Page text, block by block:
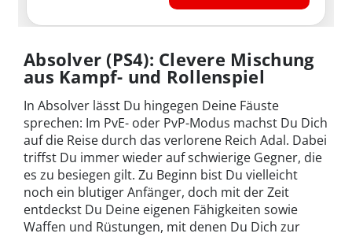
Absolver (PS4): Clevere Mischung
aus Kampf- und Rollenspiel
In Absolver lässt Du hingegen Deine Fäuste
sprechen: Im PvE- oder PvP-Modus machst Du Dich
auf die Reise durch das verlorene Reich Adal. Dabei
triffst Du immer wieder auf schwierige Gegner, die
es zu besiegen gilt. Zu Beginn bist Du vielleicht
noch ein blutiger Anfänger, doch mit der Zeit
entdeckst Du Deine eigenen Fähigkeiten sowie
Waffen und Rüstungen, mit denen Du Dich zur